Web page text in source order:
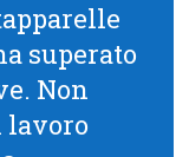
superato
Non
lavoro